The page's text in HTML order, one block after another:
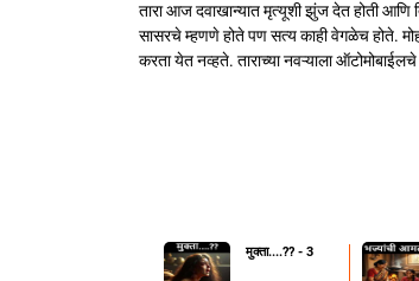
तारा आज दवाखान्यात मृत्यूशी झुंज देत होती आणि
सासरचे म्हणणे होते पण सत्य काही वेगळेच होते.
करता येत नव्हते. ताराच्या नवऱ्याला
मुक्ता....??️ - 3